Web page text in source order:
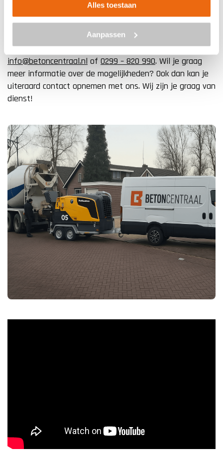
Alles toestaan
Aanpassen
Wil je beton bestellen en het laten storten op jouw
gewenste locatie in Harderwijk? Betoncentraal is de
ideale partner voor alles met betrekking tot beton. Neem
vrijblijvend contact met ons op via
info@betoncentraal.nl of 0299 – 820 990. Wil je graag
meer informatie over de mogelijkheden? Ook dan kan je
uiteraard contact opnemen met ons. Wij zijn je graag van
dienst!